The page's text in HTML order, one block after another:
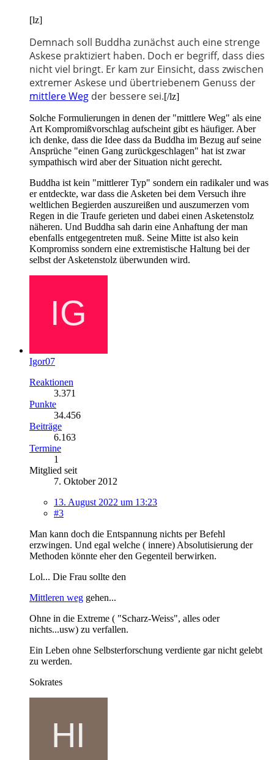
[lz]
Demnach soll Buddha zunächst auch eine strenge
Askese praktiziert haben. Doch er begriff, dass dies
nicht viel bringt. Er kam zur Einsicht, dass zwischen
extremer Askese und übertriebenem Genuss der
mittlere Weg der bessere sei.[/lz]
Solche Formulierungen in denen der "mittlere Weg" als eine
Art Kompromißvorschlag aufscheint gibt es häufiger. Aber
ich denke, dass die Idee dass da Buddha im Bezug auf seine
Ansprüche "einen Gang zurückgeschlagen" hat ist zwar
sympathisch wird aber der Situation nicht gerecht.
Buddha ist kein "mittlerer Typ" sondern ein radikaler und was
er entdeckte, war dass die Asketen bei dem Versuch ihre
weltlichen Begierden auszureißen und auszumerzen vom
Regen in die Traufe gerieten und dabei einen Asketenstolz
näheren. Und Buddha sah darin eine Anhaftung der man
ebenfalls entgegentreten muß. Seine Mitte ist also kein
Kompromiss sondern eine extremistische Haltung bei der
selbst der Asketenstolz überwunden wird.
Igor07
Reaktionen
3.371
Punkte
34.456
Beiträge
6.163
Termine
1
Mitglied seit
7. Oktober 2012
13. August 2022 um 13:23
#3
Man kann doch die Entspannung nichts per Befehl
erzwingen. Und egal welche ( innere) Absolutisierung der
Methoden könnte eher den Gegenteil berwirken.
Lol... Die Frau sollte den
Mittleren weg gehen...
Ohne in die Extreme ( "Scharz-Weiss", alles oder
nichts...usw) zu verfallen.
Ein Leben ohne Selbsterforschung verdiente gar nicht gelebt
zu werden.
Sokrates